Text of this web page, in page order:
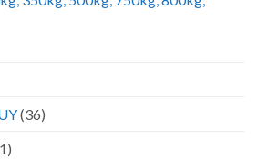
(36)